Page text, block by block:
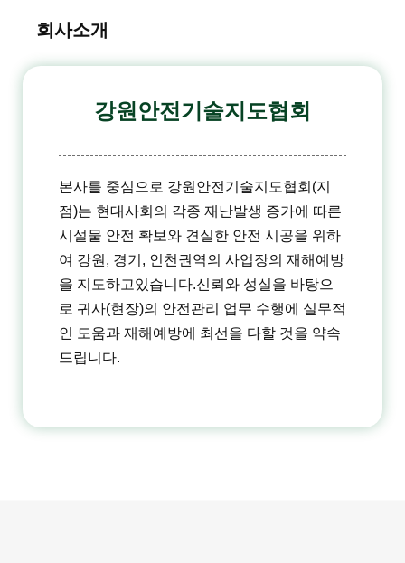
회사소개
강원안전기술지도협회
본사를 중심으로 강원안전기술지도협회(지
점)는 현대사회의 각종 재난발생 증가에 따른
시설물 안전 확보와 견실한 안전 시공을 위하
여 강원, 경기, 인천권역의 사업장의 재해예방
을 지도하고있습니다.신뢰와 성실을 바탕으
로 귀사(현장)의 안전관리 업무 수행에 실무적
인 도움과재해예방에 최선을 다할 것을 약속
드립니다.